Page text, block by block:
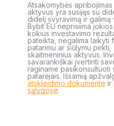
Atsakomybės
aktyvus yra susijęs su
didelį svyravimą ir
Bybit EU neprisiima
kokius investavimo
pateikta, negalima laikyti
patarimu ar siūlymu
skaitmeninius aktyvus.
savarankiškai įvertinti
raginame pasikonsultuoti
patarėjais. Išsamią
atskleidimo dokumente ir
sąlygose.